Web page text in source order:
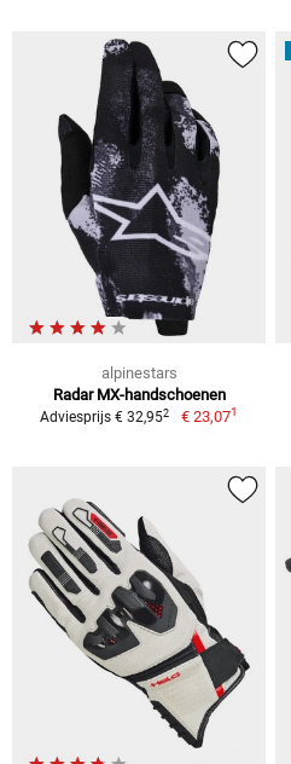
alpinestars
Radar MX-handschoenen
Adviesprijs € 32,952 € 23,071